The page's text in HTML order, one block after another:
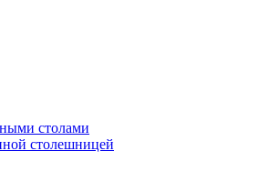
столами
столешницей